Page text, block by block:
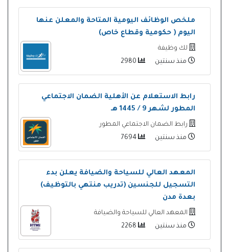
ملخص الوظائف اليومية المتاحة والمعلن عنها
اليوم ( حكومية وقطاع خاص)
لك وظيفة
منذ سنتين
رابط الاستعلام عن الأهلية الضمان الاجتماعي
المطور لشهر 9 / 1445 هـ
رابط الضمان الاجتماعي المطور
منذ سنتين
المعهد العالي للسياحة والضيافة يعلن بدء
التسجيل للجنسين (تدريب منتهي بالتوظيف)
بعدة مدن
المعهد العالي للسياحة والضيافة
منذ سنتين